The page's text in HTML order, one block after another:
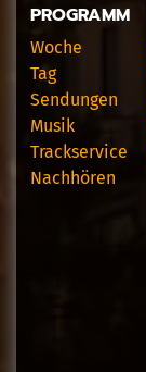
PROGRAMM
Woche
Tag
Sendungen
Musik
Trackservice
Nachhören